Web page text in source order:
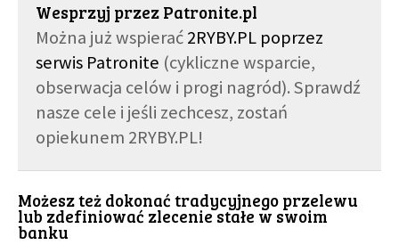
Wesprzyj przez Patronite.pl
Można już wspierać2RYBY.PL poprzez
serwis Patronite (cykliczne wsparcie,
obserwacja celów i progi nagród). Sprawdź
nasze cele i jeśli zechcesz, zostań
opiekunem 2RYBY.PL!
Możesz też dokonać tradycyjnego przelewu
lub zdefiniować zlecenie stałe w swoim
banku